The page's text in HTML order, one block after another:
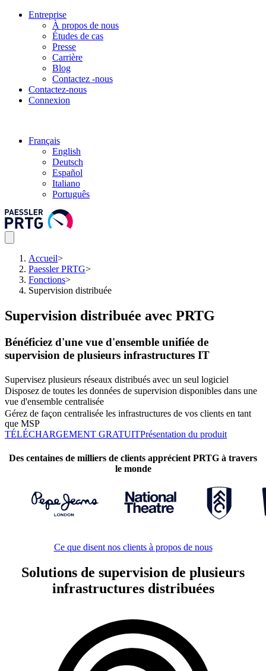
Entreprise
À propos de nous
Études de cas
Presse
Carrière
Blog
Contactez -nous
Contactez-nous
Connexion
Français
English
Deutsch
Español
Italiano
Português
Accueil>
Paessler PRTG>
Fonctions>
Supervision distribuée
Supervision distribuée avec PRTG
Bénéficiez d'une vue d'ensemble unifiée de
supervision de plusieurs infrastructures IT
Supervisez plusieurs réseaux distribués avec un seul logiciel
Disposez de toutes les données de supervision disponibles dans une
vue d'ensemble centralisée
Gérez de façon centralisée les infrastructures de vos clients en tant
que MSP
TÉLÉCHARGEMENT GRATUITPrésentation du produit
Des centaines de milliers de clients apprécient PRTG à travers
le monde
Ce que disent nos clients à propos de nous
Solutions de supervision de plusieurs
infrastructures distribuées